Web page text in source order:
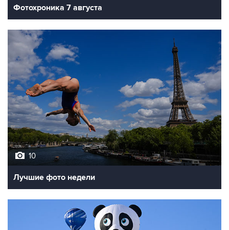
Фотохроника 7 августа
10
Лучшие фото недели